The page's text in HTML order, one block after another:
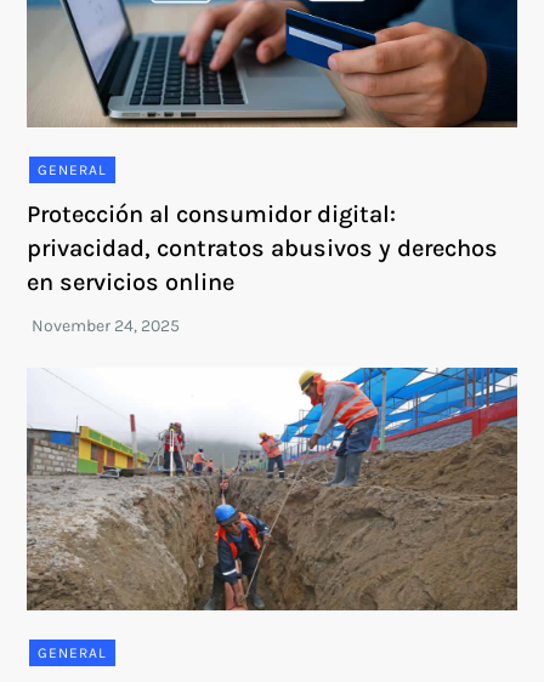
GENERAL
Protección al consumidor digital:
privacidad, contratos abusivos y derechos
en servicios online
GENERAL